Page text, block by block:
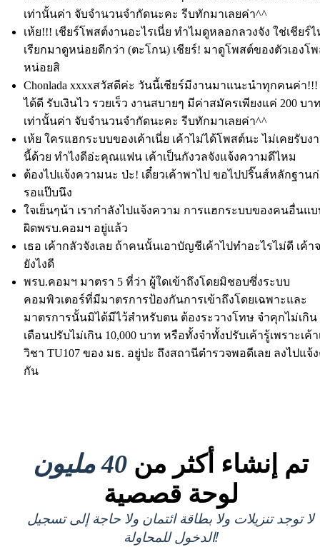
เท่านั้นค่า จับจำนวนจำกัดนะคะ รีบทักมาเลยค่า^^
เห้ย!!! เชียร์โพสต์งานอะไรเนี่ย ทำไมดูหลอกลวงจัง ใช่เชียร์ไ
เรียกมาดูหน่อยดีกว่า (ตะโกน) เชียร์! มาดูโพสต์ของตัวเองโ
หน่อยสิ
Chonlada xxxxสวัสดีค่ะ วันนี้เชียร์มีงานมาแนะนำทุกคนค่า!!!
ได้ดี รับเงินไว รวยเร็ว งานสบายๆ มีค่าสมัครเพียงแค่ 200 บา
เท่านั้นค่า จับจำนวนจำกัดนะคะ รีบทักมาเลยค่า^^
เห้ย ใครแฮกระบบของเค้าเนี่ย เค้าไม่ได้โพสต์นะ ไม่เคยรับง
นี้ด้วย ทำไงดีอ่ะคุณแฟน เค้าเป็นกังวลจังแจ้งความดีไหม
ต้องไปแจ้งความนะ ป่ะ! เดี๋ยวเค้าพาไป ขอไปปริ๊นส์หลักฐาน
รอแป๊บนึง
ใจเย็นๆน้า เรากำลังไปแจ้งความ การแฮกระบบของคนอื่นแ
ผิดพรบ.คอมฯ อยู่แล้ว
เธอ เค้ากลัวจังเลย ถ้าคนนั้นเอาบัญชีเค้าไปทำอะไรไม่ดี เค้า
ยังไงดี
พรบ.คอมฯ มาตรา 5 ที่ว่า ผู้ใดเข้าถึงโดยมิชอบซึ่งระบบ
คอมพิวเตอร์ที่มีมาตรการป้องกันการเข้าถึงโดยเฉพาะและ
มาตรการนั้นมิได้มีไว้สำหรับตน ต้องระวางโทษ จำคุกไม่เกิน
เดือนปรับไม่เกิน 10,000 บาท หรือทั้งจำทั้งปรับเค้ารู้เพราะเค้า
วิชา TU107 ของ มธ. อยู่ป่ะ ถึงสถานีตำรวจพอดีเลย ลงไปแจ้
กัน
تم إنشاء أكثر من 40 مليون
لوحة قصصية
لا توجد تنزيلات ولا بطاقة ائتمان ولا حاجة إلى تسجيل
الدخول للمحاولة!